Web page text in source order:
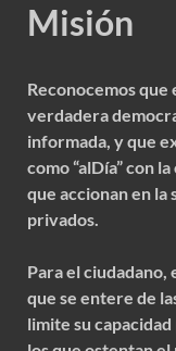
Misión
Reconocemos
verdadera
informada, y que
como “alDía” con
que accionan en la
privados.
Para el
que se entere de
limite su